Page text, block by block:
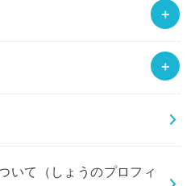
いて（しょうのプロフィ